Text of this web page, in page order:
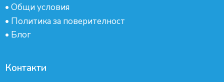
• Общи условия
• Политика за поверителност
• Блог
Контакти